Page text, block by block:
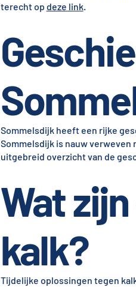
terecht op deze link.
Sommelsdijk heeft een rijke
Sommelsdijk is nauw
uitgebreid overzicht van de
Wat
kalk?
Tijdelijke oplossingen tegen